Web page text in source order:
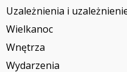
Uzależnienia i
Wielkanoc
Wnętrza
Wydarzenia